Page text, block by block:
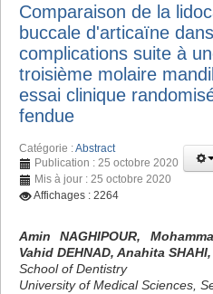
Comparaison de la
buccale d'articaïne
complications suite à
troisième molaire
essai clinique
fendue
Catégorie :Abstract
Publication : 25 octobre 2020
Mis à jour : 25 octobre 2020
Affichages : 2264
Amin NAGHIPOUR,
Vahid DEHNAD, Anahita
School of Dentistry
University of Medical Sciences,